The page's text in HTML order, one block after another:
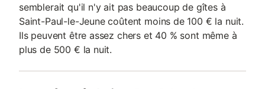
semblerait qu'il n'y ait pas beaucoup de gîtes à
Saint-Paul-le-Jeune coûtent moins de 100 € la nuit.
Ils peuvent être assez chers et 40 % sont même à
plus de 500 € la nuit.